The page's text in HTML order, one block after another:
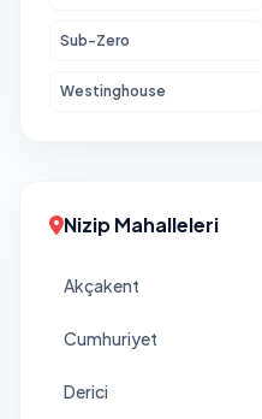
Sub-Zero
Westinghouse
Nizip Mahalleleri
Akçakent
Cumhuriyet
Derici